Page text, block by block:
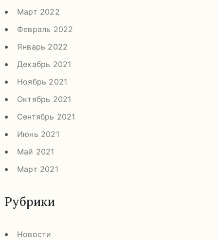
Март 2022
Февраль 2022
Январь 2022
Декабрь 2021
Ноябрь 2021
Октябрь 2021
Сентябрь 2021
Июнь 2021
Май 2021
Март 2021
Рубрики
Новости